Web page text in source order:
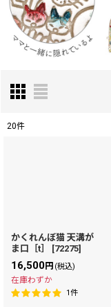
20件
かくれんぼ猫 天溝が
ま口［t］
[72275]
16,500円 (税込)
在庫わずか
1件